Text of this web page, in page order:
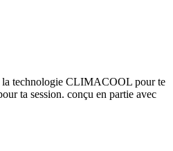
la technologie CLIMACOOL pour te
ta session. conçu en partie avec